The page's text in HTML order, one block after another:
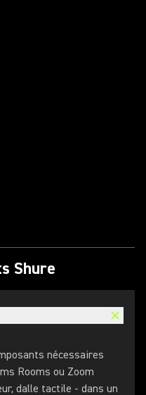
Shure
nécessaires
Rooms ou Zoom
dalle tactile - dans un